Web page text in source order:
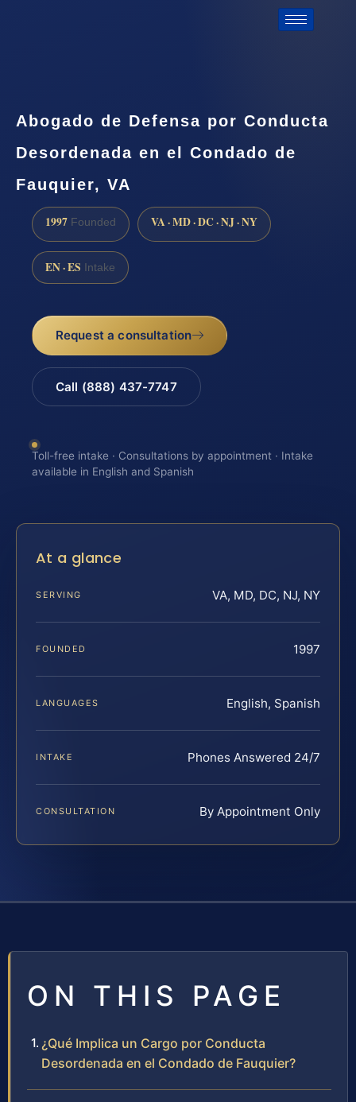
Abogado de Defensa por Conducta
Desordenada en el Condado de
Fauquier, VA
1997 Founded VA · MD · DC · NJ · NY
EN · ES Intake
Request a consultation
Call (888) 437-7747
Toll-free intake · Consultations by appointment · Intake
available in English and Spanish
At a glance
SERVING VA, MD, DC, NJ, NY
FOUNDED 1997
LANGUAGES English, Spanish
INTAKE Phones Answered 24/7
CONSULTATION By Appointment Only
ON THIS PAGE
¿Qué Implica un Cargo por Conducta
Desordenada en el Condado de Fauquier?